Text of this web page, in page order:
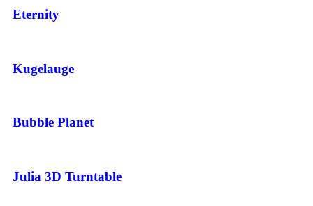
Eternity
Kugelauge
Bubble Planet
Julia 3D Turntable